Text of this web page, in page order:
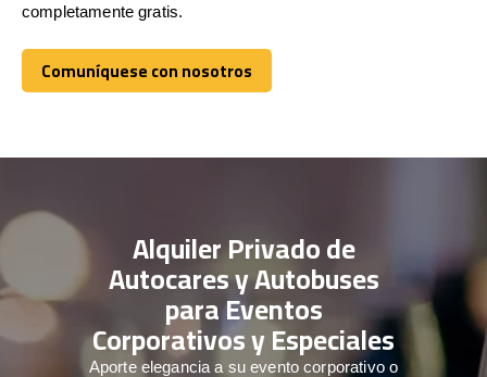
completamente gratis.
Comuníquese con nosotros
Comuníquese con nosotros
Alquiler Privado de
Autocares y Autobuses
para Eventos
Corporativos y Especiales
Aporte elegancia a su evento corporativo o